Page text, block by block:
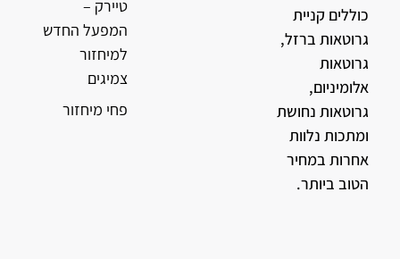
כוללים קניית
גרוטאות ברזל,
גרוטאות
אלומיניום,
גרוטאות נחושת
ומתכות נלוות
אחרות במחיר
הטוב ביותר.
טיירק –
המפעל החדש
למיחזור
צמיגים
פחי מיחזור